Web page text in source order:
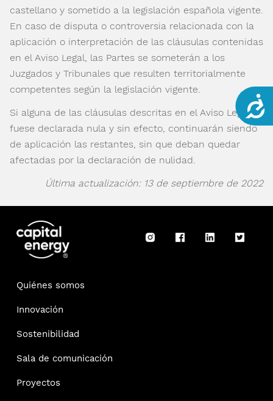
castellano y sometido a la legislación española vigente.
En caso de disputa o controversia relacionada con la
aplicación o interpretación de las cláusulas contenidas
en el Aviso Legal, las Partes se someterán a los
Juzgados y Tribunales que resulten territorialmente
competentes según la legislación vigente.
Si alguna de las cláusulas descritas en el Aviso Legal
fuese declarada nula y sin efecto, continuarán siendo
de aplicación las restantes, sin que deban quedar
afectadas por la declaración de nulidad.
Última actualización: 13 de septiembre de 2022
Quiénes somos
Innovación
Sostenibilidad
Sala de comunicación
Proyectos